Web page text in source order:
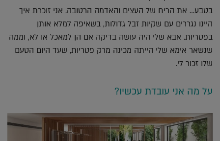
בטבע… את הריח של העצים והאדמה הרטובה. אני זוכרת איך
היינו נגררים עם שקיות זבל גדולות, בשאיפה למלא אותן
בפטריות. אבא שלי היה עושה בדיקה אם הן למאכל או לא, וממה
שנשאר אימא שלי הייתה מכינה מרק פטריות, שעד היום הטעם
שלו זכור לי.
על מה אני עובדת עכשיו?